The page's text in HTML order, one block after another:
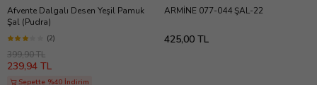
Afvente Dalgalı Desen Yeşil Pamuk
Şal (Pudra)
(2)
399,90 TL
239,94 TL
Sepette %40 İndirim
ARMİNE 077-044 ŞAL-22
425,00 TL